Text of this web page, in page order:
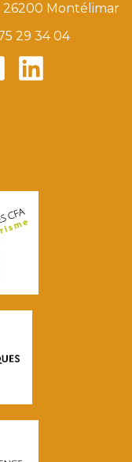
Montélimar
29 34 04